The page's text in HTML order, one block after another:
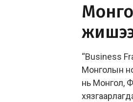
“Business
Монголын
нь Монгол,